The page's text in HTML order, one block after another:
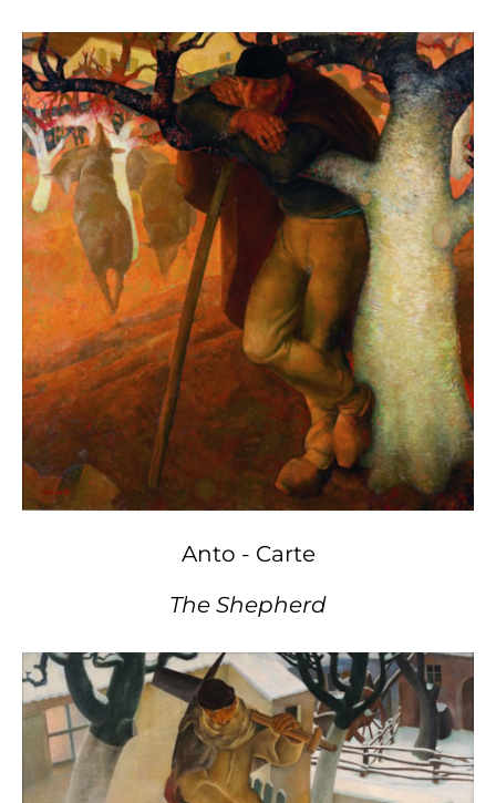
collaboration avec l'a.s.b.l. "Les Peintres
du Hainaut"(Brussels: s.n., 1959), ill. n.p.
- GUISLAIN Albert,Anto-Carte(Brussels: Éditions
Léon Eeckman, 1949), ill. 5.
Anto - Carte
The Shepherd